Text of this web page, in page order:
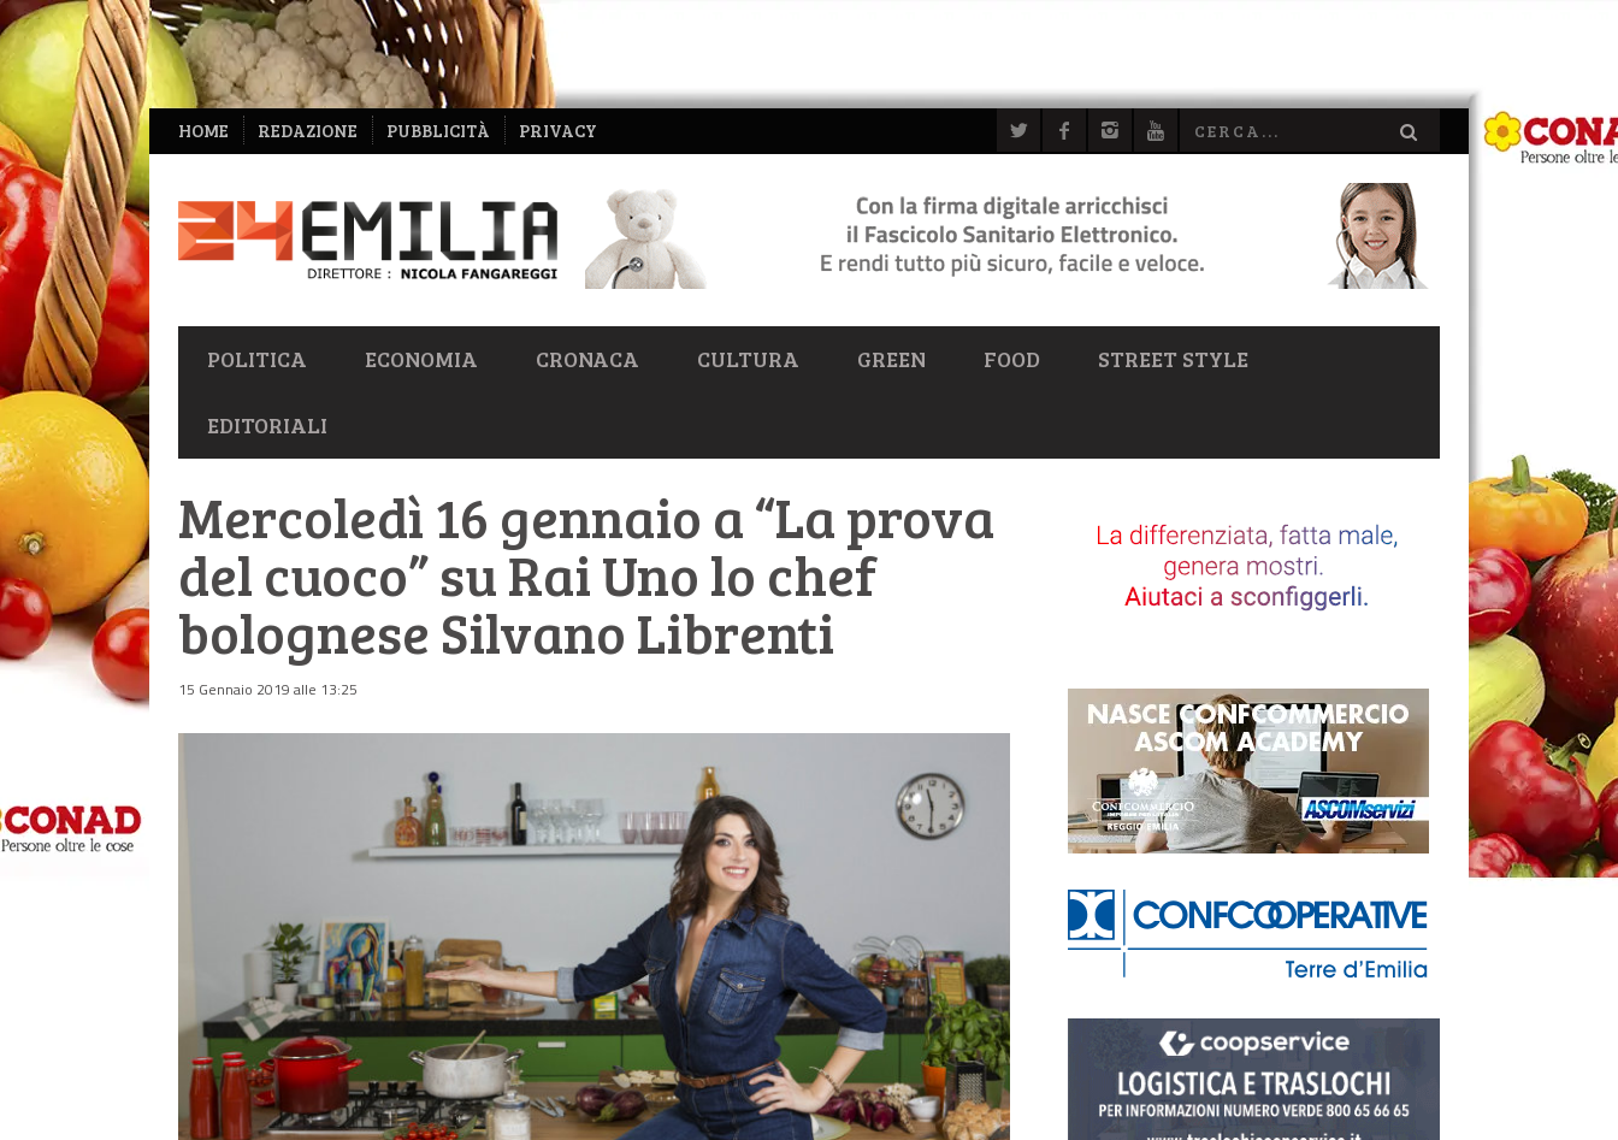
NAVIGAZIONE
SECONDARIA
HOME REDAZIONE PUBBLICITÀ PRIVACY
NAVIGAZIONE
PRIMARIA
POLITICA ECONOMIA CRONACA CULTURA GREEN FOOD STREET STYLE
EDITORIALI
Mercoledì 16 gennaio a “La prova
del cuoco” su Rai Uno lo chef
bolognese Silvano Librenti
15 Gennaio 2019 alle 13:25